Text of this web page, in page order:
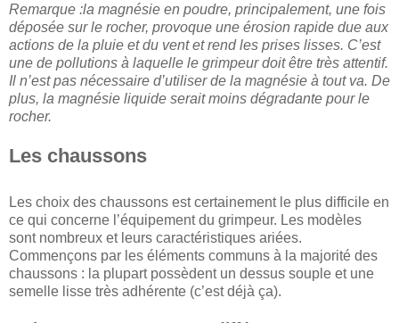
Remarque :la magnésie en poudre, principalement, une fois
déposée sur le rocher, provoque une érosion rapide due aux
actions de la pluie et du vent et rend les prises lisses. C’est
une de pollutions à laquelle le grimpeur doit être très attentif.
Il n’est pas nécessaire d’utiliser de la magnésie à tout va. De
plus, la magnésie liquide serait moins dégradante pour le
rocher.
Les chaussons
Les choix des chaussons est certainement le plus difficile en
ce qui concerne l’équipement du grimpeur. Les modèles
sont nombreux et leurs caractéristiques ariées.
Commençons par les éléments communs à la majorité des
chaussons : la plupart possèdent un dessus souple et une
semelle lisse très adhérente (c’est déjà ça).